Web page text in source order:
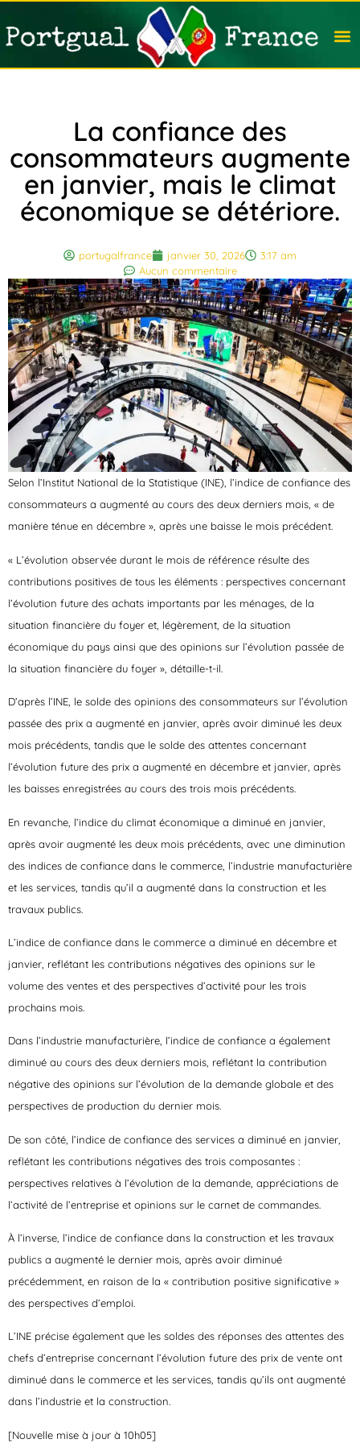
La confiance des
consommateurs augmente
en janvier, mais le climat
économique se détériore.
portugalfrance janvier 30, 2026
3:17 am
Aucun commentaire
Selon l’Institut National de la Statistique (INE), l’indice de confiance des
consommateurs a augmenté au cours des deux derniers mois, « de
manière ténue en décembre », après une baisse le mois précédent.
« L’évolution observée durant le mois de référence résulte des
contributions positives de tous les éléments : perspectives concernant
l’évolution future des achats importants par les ménages, de la
situation financière du foyer et, légèrement, de la situation
économique du pays ainsi que des opinions sur l’évolution passée de
la situation financière du foyer », détaille-t-il.
D’après l’INE, le solde des opinions des consommateurs sur l’évolution
passée des prix a augmenté en janvier, après avoir diminué les deux
mois précédents, tandis que le solde des attentes concernant
l’évolution future des prix a augmenté en décembre et janvier, après
les baisses enregistrées au cours des trois mois précédents.
En revanche, l’indice du climat économique a diminué en janvier,
après avoir augmenté les deux mois précédents, avec une diminution
des indices de confiance dans le commerce, l’industrie manufacturière
et les services, tandis qu’il a augmenté dans la construction et les
travaux publics.
L’indice de confiance dans le commerce a diminué en décembre et
janvier, reflétant les contributions négatives des opinions sur le
volume des ventes et des perspectives d’activité pour les trois
prochains mois.
Dans l’industrie manufacturière, l’indice de confiance a également
diminué au cours des deux derniers mois, reflétant la contribution
négative des opinions sur l’évolution de la demande globale et des
perspectives de production du dernier mois.
De son côté, l’indice de confiance des services a diminué en janvier,
reflétant les contributions négatives des trois composantes :
perspectives relatives à l’évolution de la demande, appréciations de
l’activité de l’entreprise et opinions sur le carnet de commandes.
À l’inverse, l’indice de confiance dans la construction et les travaux
publics a augmenté le dernier mois, après avoir diminué
précédemment, en raison de la « contribution positive significative »
des perspectives d’emploi.
L’INE précise également que les soldes des réponses des attentes des
chefs d’entreprise concernant l’évolution future des prix de vente ont
diminué dans le commerce et les services, tandis qu’ils ont augmenté
dans l’industrie et la construction.
[Nouvelle mise à jour à 10h05]